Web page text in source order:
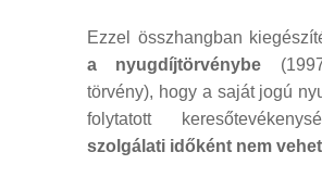
Ezzel összhangban
a nyugdíjtörvénybe
törvény), hogy a saját jogú
folytatott
szolgálati időként nem